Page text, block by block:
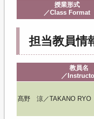
授業形式
／Class Format
担当教員
教員名
／
髙野 涼／TAKANO RYO